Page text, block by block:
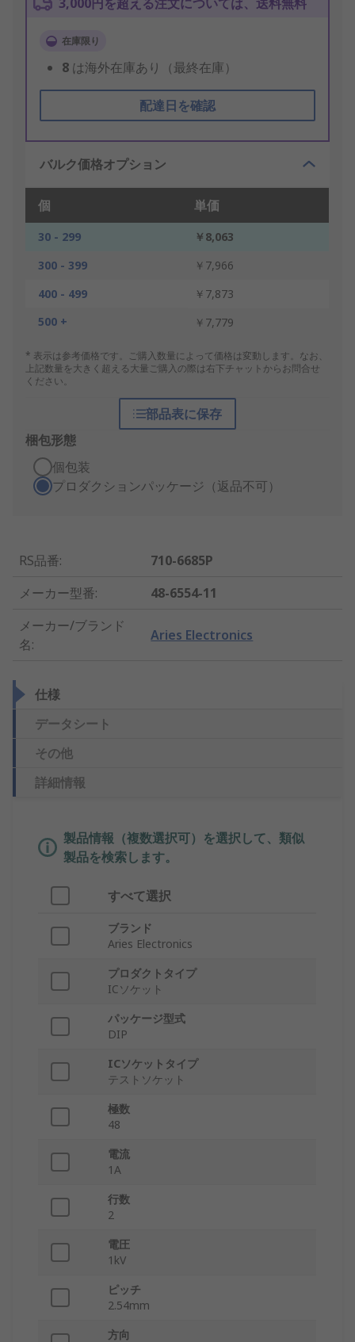
3,000円を超える注文については、送料無料
在庫限り
8 は海外在庫あり（最終在庫）
配達日を確認
バルク価格オプション
個 単価
30 - 299
￥8,063
300 - 399
￥7,966
400 - 499
￥7,873
500 +
￥7,779
* 表示は参考価格です。ご購入数量によって価格は変動します。なお、
上記数量を大きく超える大量ご購入の際は右下チャットからお問合せ
ください。
部品表に保存
梱包形態
個包装
プロダクションパッケージ（返品不可）
RS品番:
710-6685P
メーカー型番:
48-6554-11
メーカー/ブランド
名:
Aries Electronics
仕様
データシート
その他
詳細情報
製品情報（複数選択可）を選択して、類似
製品を検索します。
すべて選択
ブランド
Aries Electronics
プロダクトタイプ
ICソケット
パッケージ型式
DIP
ICソケットタイプ
テストソケット
極数
48
電流
1A
行数
2
電圧
1kV
ピッチ
2.54mm
方向